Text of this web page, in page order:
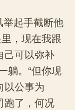
起手截断他
，现在我跟
己可以弥补
躺。“但你现
以公事为
跑了，何况